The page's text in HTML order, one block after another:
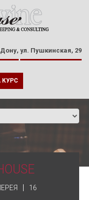
ул. Пушкинская, 29
КУРС
16